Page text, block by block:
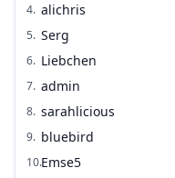
4. alichris
5. Serg
6. Liebchen
7. admin
8. sarahlicious
9. bluebird
10.Emse5